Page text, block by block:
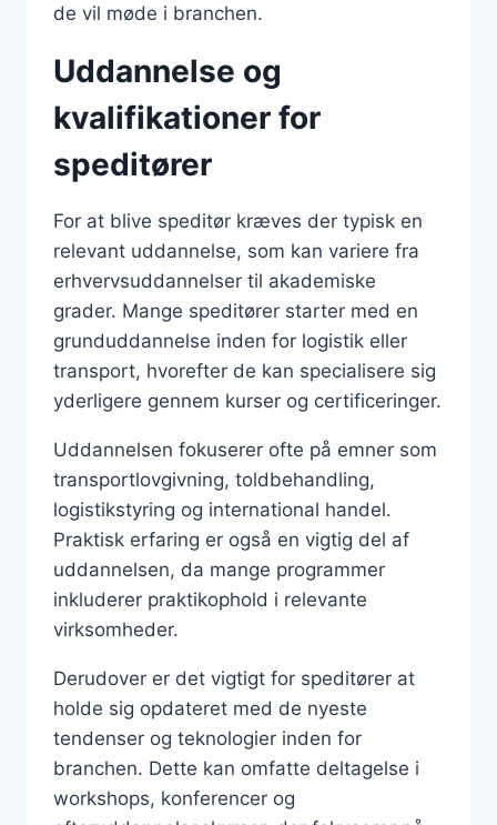
de vil møde i branchen.
Uddannelse og
kvalifikationer for
speditører
For at blive speditør kræves der typisk en
relevant uddannelse, som kan variere fra
erhvervsuddannelser til akademiske
grader. Mange speditører starter med en
grunduddannelse inden for logistik eller
transport, hvorefter de kan specialisere sig
yderligere gennem kurser og certificeringer.
Uddannelsen fokuserer ofte på emner som
transportlovgivning, toldbehandling,
logistikstyring og international handel.
Praktisk erfaring er også en vigtig del af
uddannelsen, da mange programmer
inkluderer praktikophold i relevante
virksomheder.
Derudover er det vigtigt for speditører at
holde sig opdateret med de nyeste
tendenser og teknologier inden for
branchen. Dette kan omfatte deltagelse i
workshops, konferencer og